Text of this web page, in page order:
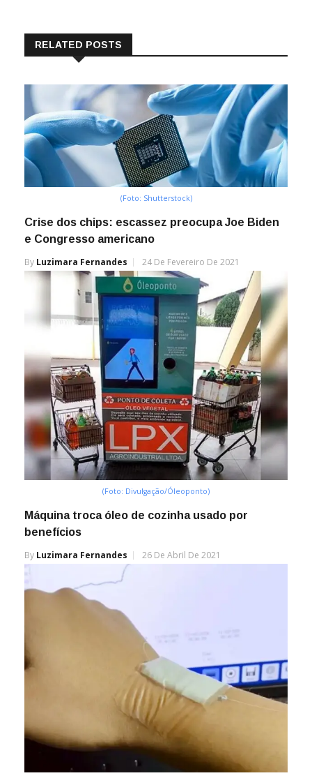
RELATED POSTS
(Foto: Shutterstock)
Crise dos chips: escassez preocupa Joe Biden
e Congresso americano
By Luzimara Fernandes 24 De Fevereiro De 2021
(Foto: Divulgação/Óleoponto)
Máquina troca óleo de cozinha usado por
benefícios
By Luzimara Fernandes 26 De Abril De 2021